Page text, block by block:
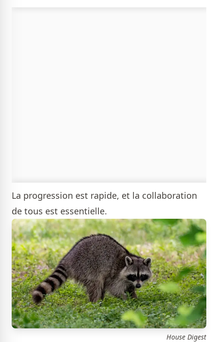
La progression est rapide, et la collaboration
de tous est essentielle.
House Digest